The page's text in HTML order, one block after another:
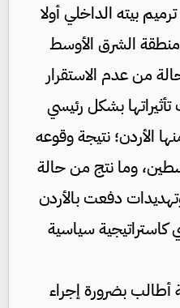
بيته الداخلي أولا
منطقة الشرق الأوسط
من عدم الاستقرار
بشكل رئيسي
الأردن؛ نتيجة وقوعه
وما نتج من حالة
دفعت بالأردن
كاستراتيجية سياسية
أطالب بضرورة إجراء